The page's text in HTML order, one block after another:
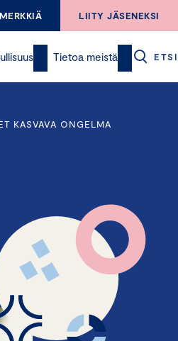
LIITY JÄSENEKSI
Tietoa meistä ETSI
KASVAVA ONGELMA